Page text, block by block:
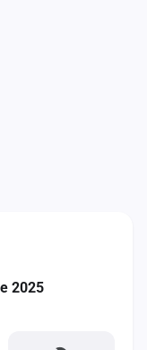
2025